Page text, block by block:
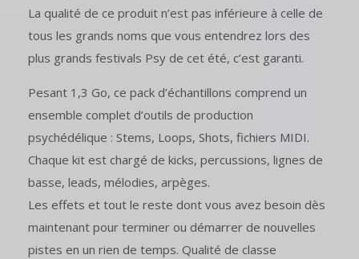
La qualité de ce produit n’est pas inférieure à celle de
tous les grands noms que vous entendrez lors des
plus grands festivals Psy de cet été, c’est garanti.
Pesant 1,3 Go, ce pack d’échantillons comprend un
ensemble complet d’outils de production
psychédélique : Stems, Loops, Shots, fichiers MIDI.
Chaque kit est chargé de kicks, percussions, lignes de
basse, leads, mélodies, arpèges.
Les effets et tout le reste dont vous avez besoin dès
maintenant pour terminer ou démarrer de nouvelles
pistes en un rien de temps. Qualité de classe